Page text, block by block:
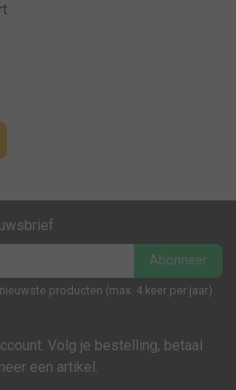
Abonneer
producten (max. 4 keer per jaar)
Volg je bestelling, betaal
een artikel.